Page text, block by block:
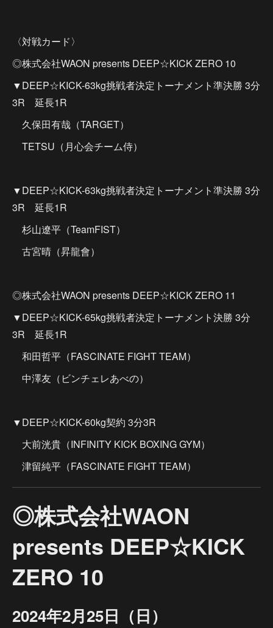
〈対戦カード〉
◎株式会社WAON presents DEEP☆KICK ZERO 10
▼DEEP☆KICK-63kg挑戦者決定トーナメント準決勝 3分
3R 延長1R
久保田有哉（TARGET）
TETSU（月心会チーム侍）
▼DEEP☆KICK-63kg挑戦者決定トーナメント準決勝 3分
3R 延長1R
杉山遼平（TeamFIST）
古宮晴（昇龍會）
◎株式会社WAON presents DEEP☆KICK ZERO 11
▼DEEP☆KICK-65kg挑戦者決定トーナメント決勝 3分
3R 延長1R
和田哲平（FASCINATE FIGHT TEAM）
中澤友（ビンチェレあべの）
▼DEEP☆KICK-60kg契約 3分3R
大前洸貴（INFINITY KICK BOXING GYM）
津留純平（FASCINATE FIGHT TEAM）
◎株式会社WAON
presents DEEP☆KICK
ZERO 10
2024年2月25日（日）